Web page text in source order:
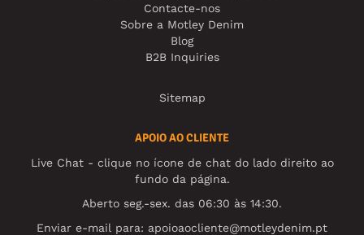
Contacte-nos
Sobre a Motley Denim
Blog
B2B Inquiries
Sitemap
APOIO AO CLIENTE
Live Chat - clique no ícone de chat do lado direito ao
fundo da página.
Aberto seg.-sex. das 06:30 às 14:30.
Enviar e-mail para: apoioaocliente@motleydenim.pt